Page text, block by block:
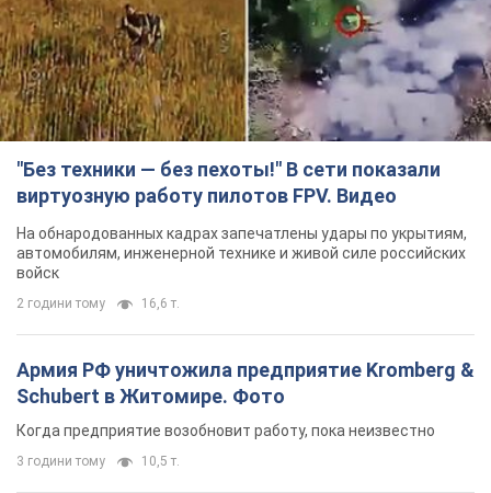
"Без техники — без пехоты!" В сети показали
виртуозную работу пилотов FPV. Видео
На обнародованных кадрах запечатлены удары по укрытиям,
автомобилям, инженерной технике и живой силе российских
войск
2 години тому 16,6 т.
Армия РФ уничтожила предприятие Kromberg &
Schubert в Житомире. Фото
Когда предприятие возобновит работу, пока неизвестно
3 години тому 10,5 т.